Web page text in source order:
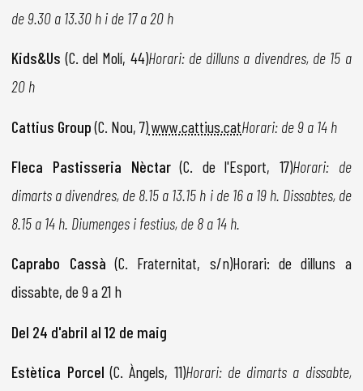
de 9.30 a 13.30 h i de 17 a 20 h
Kids&Us (C. del Molí, 44)Horari: de dilluns a divendres, de 15 a
20 h
Cattius Group(C. Nou, 7)www.cattius.catHorari: de 9 a 14 h
Fleca Pastisseria Nèctar(C. de l'Esport, 17)Horari: de
dimarts a divendres, de 8.15 a 13.15 h i de 16 a 19 h. Dissabtes, de
8.15 a 14 h. Diumenges i festius, de 8 a 14 h.
Caprabo Cassà (C. Fraternitat, s/n)Horari: de dilluns a
dissabte, de 9 a 21 h
Del 24 d'abril al 12 de maig
Estètica Porcel (C. Àngels, 11)Horari: de dimarts a dissabte,